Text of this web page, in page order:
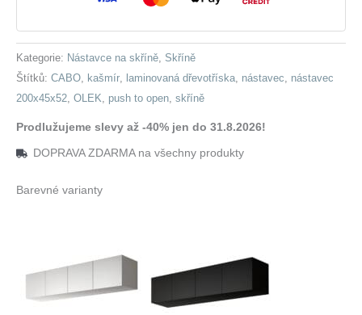
Kategorie: Nástavce na skříně, Skříně
Štítků: CABO, kašmír, laminovaná dřevotříska, nástavec, nástavec
200x45x52, OLEK, push to open, skříně
Prodlužujeme slevy až -40% jen do 31.8.2026!
DOPRAVA ZDARMA na všechny produkty
Barevné varianty